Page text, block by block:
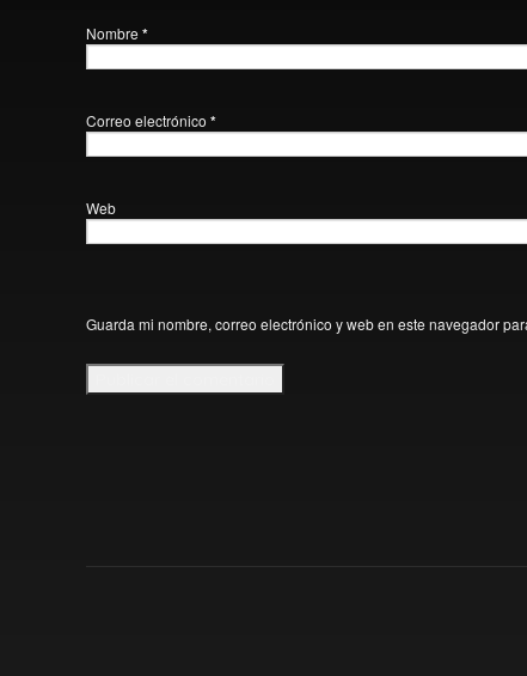
Nombre *
Correo electrónico *
Web
Guarda mi nombre, correo electrónico y web en este navegador